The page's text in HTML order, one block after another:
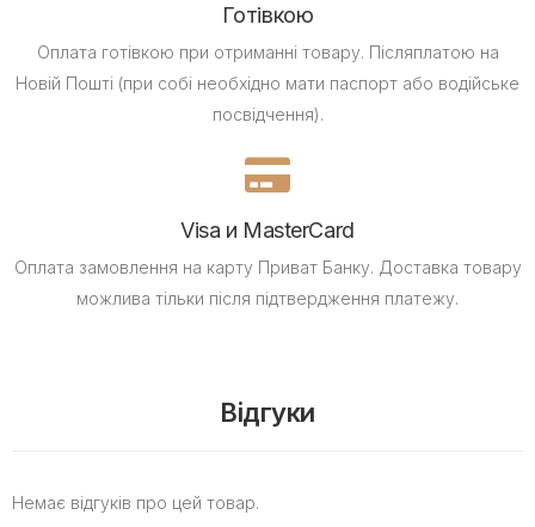
Готівкою
Оплата готівкою при отриманні товару. Післяплатою на
Новій Пошті (при собі необхідно мати паспорт або водійське
посвідчення).
Visa и MasterCard
Оплата замовлення на карту Приват Банку. Доставка товару
можлива тільки після підтвердження платежу.
Відгуки
Немає відгуків про цей товар.